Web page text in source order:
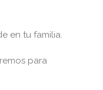
en tu familia.
para